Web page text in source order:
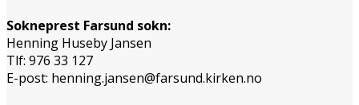
Sokneprest Farsund sokn:
Henning Huseby Jansen
Tlf: 976 33 127
E-post: henning.jansen@farsund.kirken.no